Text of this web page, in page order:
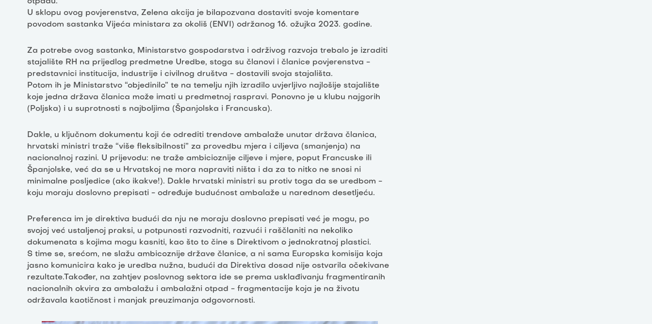
U sklopu ovog povjerenstva, Zelena akcija je bilapozvana dostaviti svoje komentare
povodom sastanka Vijeća ministara za okoliš (ENVI) održanog 16. ožujka 2023. godine.
Za potrebe ovog sastanka, Ministarstvo gospodarstva i održivog razvoja trebalo je izraditi
stajalište RH na prijedlog predmetne Uredbe, stoga su članovi i članice povjerenstva -
predstavnici institucija, industrije i civilnog društva - dostavili svoja stajališta.
Potom ih je Ministarstvo “objedinilo” te na temelju njih izradilo uvjerljivo najlošije stajalište
koje jedna država članica može imati u predmetnoj raspravi. Ponovno je u klubu najgorih
(Poljska) i u suprotnosti s najboljima (Španjolska i Francuska).
Dakle, u ključnom dokumentu koji će odrediti trendove ambalaže unutar država članica,
hrvatski ministri traže “više fleksibilnosti” za provedbu mjera i ciljeva (smanjenja) na
nacionalnoj razini. U prijevodu: ne traže ambicioznije ciljeve i mjere, poput Francuske ili
Španjolske, već da se u Hrvatskoj ne mora napraviti ništa i da za to nitko ne snosi ni
minimalne posljedice (ako ikakve!). Dakle hrvatski ministri su protiv toga da se uredbom -
koju moraju doslovno prepisati - određuje budućnost ambalaže u narednom desetljeću.
Preferenca im je direktiva budući da nju ne moraju doslovno prepisati već je mogu, po
svojoj već ustaljenoj praksi, u potpunosti razvodniti, razvući i raščlaniti na nekoliko
dokumenata s kojima mogu kasniti, kao što to čine s Direktivom o jednokratnoj plastici.
S time se, srećom, ne slažu ambicoznije države članice, a ni sama Europska komisija koja
jasno komunicira kako je uredba nužna, budući da Direktiva dosad nije ostvarila očekivane
rezultate.Također, na zahtjev poslovnog sektora ide se prema usklađivanju fragmentiranih
nacionalnih okvira za ambalažu i ambalažni otpad - fragmentacije koja je na životu
održavala kaotičnost i manjak preuzimanja odgovornosti.